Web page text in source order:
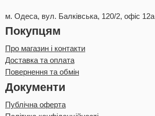
м. Одеса, вул. Балківська, 120/2, офіс 12а
Покупцям
Про магазин і контакти
Доставка та оплата
Повернення та обмін
Документи
Публічна оферта